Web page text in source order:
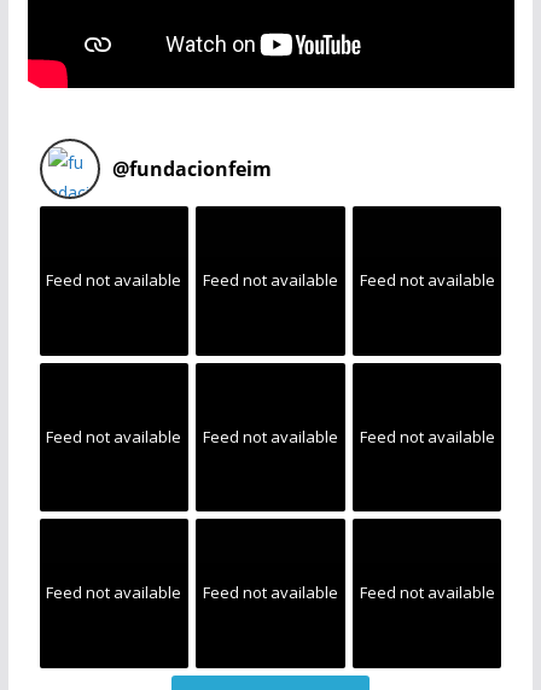
@fundacionfeim
Feed not available Feed not available Feed not available
Feed not available Feed not available Feed not available
Feed not available Feed not available Feed not available